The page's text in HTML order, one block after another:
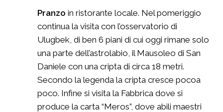
Pranzo in ristorante locale. Nel pomeriggio
continua la visita con l’osservatorio di
Ulugbek, di ben 6 piani di cui oggi rimane solo
una parte dell’astrolabio, il Mausoleo di San
Daniele con una cripta di circa 18 metri.
Secondo la legenda la cripta cresce pocoa
poco. Infine si visita la Fabbrica dove si
produce la carta “Meros”, dove abili maestri